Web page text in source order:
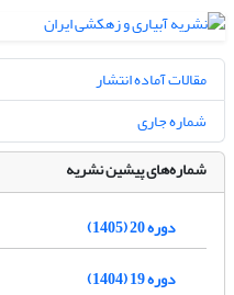
مقالات آماده انتشار
شماره جاری
شماره‌های پیشین نشریه
دوره 20 (1405)
دوره 19 (1404)